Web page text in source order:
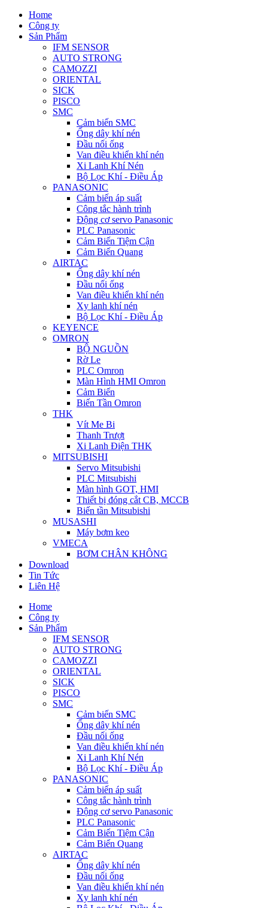
Home
Công ty
Sản Phẩm
IFM SENSOR
AUTO STRONG
CAMOZZI
ORIENTAL
SICK
PISCO
SMC
Cảm biến SMC
Ống dây khí nén
Đầu nối ống
Van điều khiển khí nén
Xi Lanh Khí Nén
Bộ Lọc Khí - Điều Áp
PANASONIC
Cảm biến áp suất
Công tắc hành trình
Động cơ servo Panasonic
PLC Panasonic
Cảm Biến Tiệm Cận
Cảm Biến Quang
AIRTAC
Ống dây khí nén
Đầu nối ống
Van điều khiển khí nén
Xy lanh khí nén
Bộ Lọc Khí - Điều Áp
KEYENCE
OMRON
BỘ NGUỒN
Rờ Le
PLC Omron
Màn Hình HMI Omron
Cảm Biến
Biến Tần Omron
THK
Vít Me Bi
Thanh Trượt
Xi Lanh Điện THK
MITSUBISHI
Servo Mitsubishi
PLC Mitsubishi
Màn hình GOT, HMI
Thiết bị đóng cắt CB, MCCB
Biến tần Mitsubishi
MUSASHI
Máy bơm keo
VMECA
BƠM CHÂN KHÔNG
Download
Tin Tức
Liên Hệ
Home
Công ty
Sản Phẩm
IFM SENSOR
AUTO STRONG
CAMOZZI
ORIENTAL
SICK
PISCO
SMC
Cảm biến SMC
Ống dây khí nén
Đầu nối ống
Van điều khiển khí nén
Xi Lanh Khí Nén
Bộ Lọc Khí - Điều Áp
PANASONIC
Cảm biến áp suất
Công tắc hành trình
Động cơ servo Panasonic
PLC Panasonic
Cảm Biến Tiệm Cận
Cảm Biến Quang
AIRTAC
Ống dây khí nén
Đầu nối ống
Van điều khiển khí nén
Xy lanh khí nén